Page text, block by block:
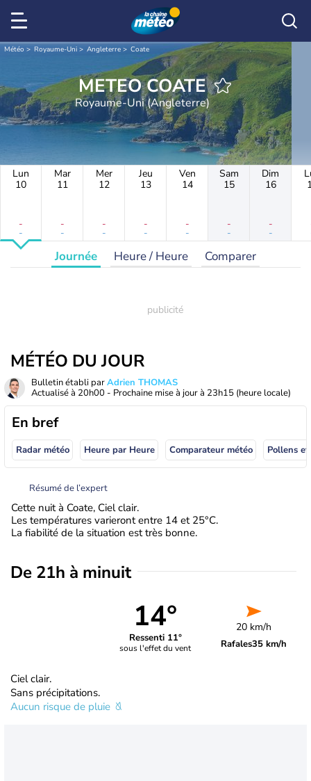
Météo Royaume-Uni Angleterre Coate
METEO COATE
Royaume-Uni (Angleterre)
Lun
10
-
-
Mar
11
-
-
Mer
12
-
-
Jeu
13
-
-
Ven
14
-
-
Sam
15
-
-
Dim
16
-
-
Journée Heure / Heure Comparer
MÉTÉO DU JOUR
Bulletin établi parAdrien THOMAS
Actualisé à 20h00 - Prochaine mise à jour à 23h15 (heure locale)
En bref
Radar météo Heure par Heure Comparateur météo Pollens
Résumé de l’expert
Cette nuit à Coate, Ciel clair.
Les températures varieront entre 14 et 25°C.
La fiabilité de la situation est très bonne.
De 21h à minuit
14°
Ressenti 11°
sous l'effet du vent
20 km/h
Rafales35 km/h
Ciel clair.
Sans précipitations.
Aucun risque de pluie